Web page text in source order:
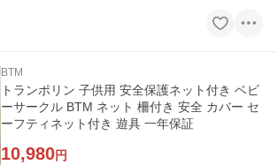
BTM
トランポリン 子供用 安全保護ネット付き ベビ
ーサークル BTM ネット 柵付き 安全 カバー セ
ーフティネット付き 遊具 一年保証
10,980円